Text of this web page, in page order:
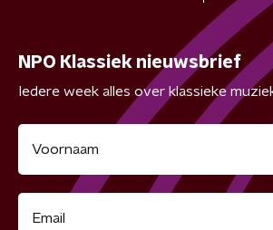
NPO Klassiek nieuwsbrief
Iedere week alles over klassieke